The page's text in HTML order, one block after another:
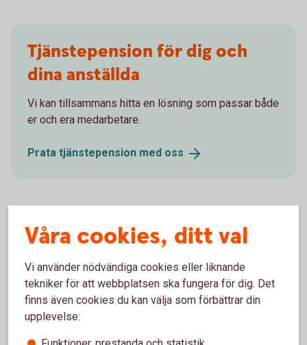
Tjänstepension för dig och
dina anställda
Vi kan tillsammans hitta en lösning som passar både
er och era medarbetare.
Prata tjänstepension med oss
Extrainsättning
tjänstepension
Vi kan hjälpa dig att göra en extrainsättning till din
pension.
Våra cookies, ditt val
Vi använder nödvändiga cookies eller liknande
tekniker för att webbplatsen ska fungera för dig. Det
finns även cookies du kan välja som förbättrar din
upplevelse: